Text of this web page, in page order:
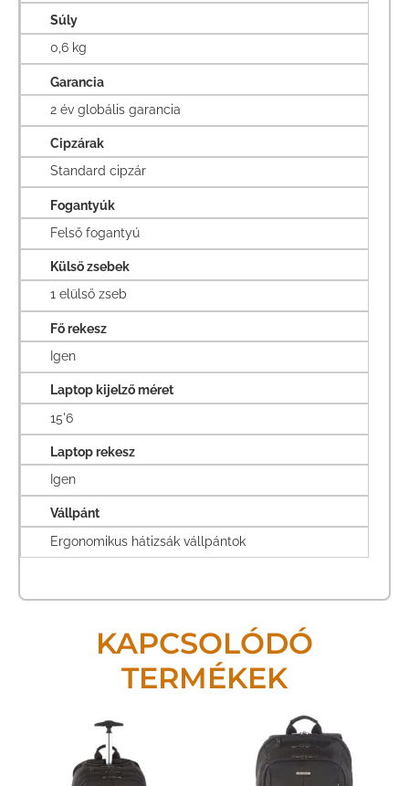
Súly
0,6 kg
Garancia
2 év globális garancia
Cipzárak
Standard cipzár
Fogantyúk
Felső fogantyú
Külső zsebek
1 elülső zseb
Fő rekesz
Igen
Laptop kijelző méret
15'6
Laptop rekesz
Igen
Vállpánt
Ergonomikus hátizsák vállpántok
KAPCSOLÓDÓ
TERMÉKEK